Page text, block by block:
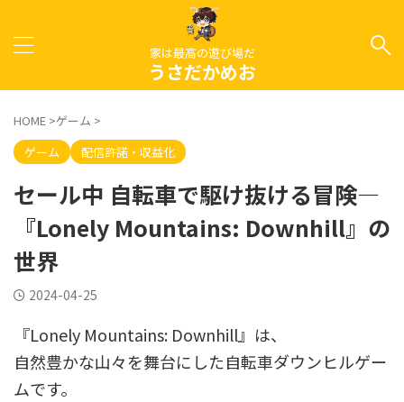
家は最高の遊び場だ
うさだかめお
HOME >ゲーム >
ゲーム
配信許諾・収益化
セール中 自転車で駆け抜ける冒険—
『Lonely Mountains: Downhill』の
世界
2024-04-25
『Lonely Mountains: Downhill』は、
自然豊かな山々を舞台にした自転車ダウンヒルゲー
ムです。